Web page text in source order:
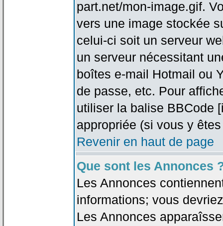
part.net/mon-image.gif.
vers une image stockée
celui-ci soit un serveur
un serveur nécessitant
boîtes e-mail Hotmail ou
de passe, etc. Pour
utiliser la balise BBCode
appropriée (si vous y
Revenir en haut de page
Que sont les Annonces
Les Annonces
informations; vous
Les Annonces